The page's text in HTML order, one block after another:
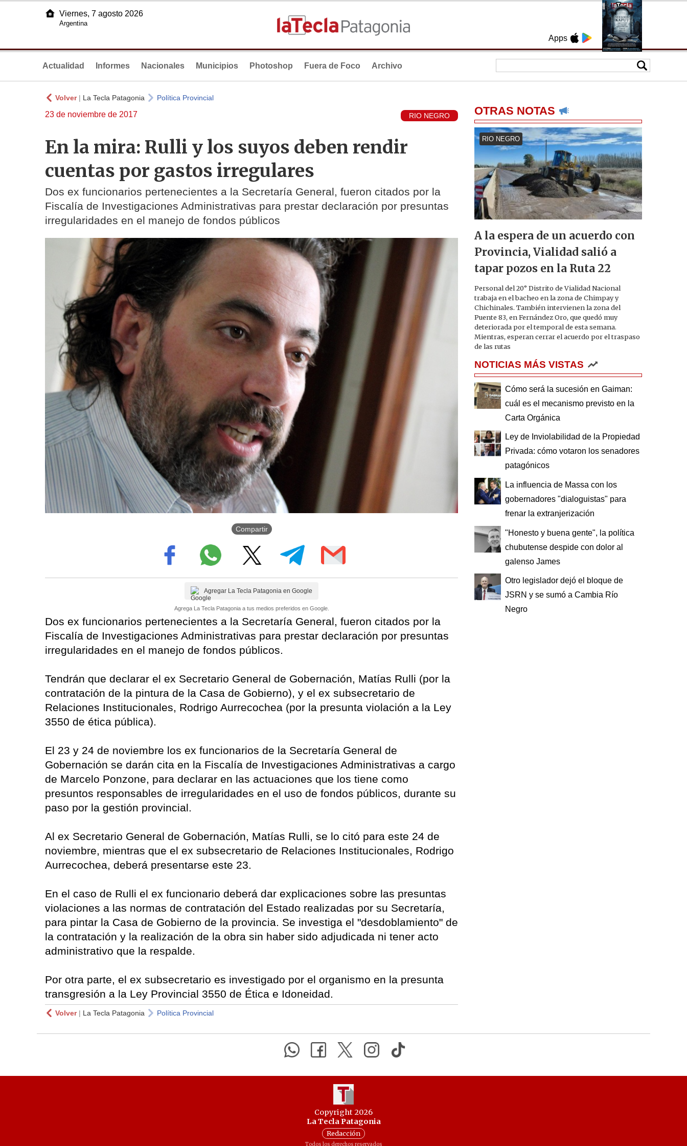
Apps
Viernes, 7 agosto 2026
Argentina
Actualidad Informes Nacionales Municipios Photoshop Fuera de Foco Archivo
Volver| La Tecla Patagonia Política Provincial
23 de noviembre de 2017 RIO NEGRO
En la mira: Rulli y los suyos deben rendir
cuentas por gastos irregulares
Dos ex funcionarios pertenecientes a la Secretaría General, fueron citados por la
Fiscalía de Investigaciones Administrativas para prestar declaración por presuntas
irregularidades en el manejo de fondos públicos
Compartir
Agregar La Tecla Patagonia en Google
Agrega La Tecla Patagonia a tus medios preferidos en Google.
Dos ex funcionarios pertenecientes a la Secretaría General, fueron citados por la
Fiscalía de Investigaciones Administrativas para prestar declaración por presuntas
irregularidades en el manejo de fondos públicos.
Tendrán que declarar el ex Secretario General de Gobernación, Matías Rulli (por la
contratación de la pintura de la Casa de Gobierno), y el ex subsecretario de
Relaciones Institucionales, Rodrigo Aurrecochea (por la presunta violación a la Ley
3550 de ética pública).
El 23 y 24 de noviembre los ex funcionarios de la Secretaría General de
Gobernación se darán cita en la Fiscalía de Investigaciones Administrativas a cargo
de Marcelo Ponzone, para declarar en las actuaciones que los tiene como
presuntos responsables de irregularidades en el uso de fondos públicos, durante su
paso por la gestión provincial.
Al ex Secretario General de Gobernación, Matías Rulli, se lo citó para este 24 de
noviembre, mientras que el ex subsecretario de Relaciones Institucionales, Rodrigo
Aurrecochea, deberá presentarse este 23.
En el caso de Rulli el ex funcionario deberá dar explicaciones sobre las presuntas
violaciones a las normas de contratación del Estado realizadas por su Secretaría,
para pintar la Casa de Gobierno de la provincia. Se investiga el "desdoblamiento" de
la contratación y la realización de la obra sin haber sido adjudicada ni tener acto
administrativo que la respalde.
Por otra parte, el ex subsecretario es investigado por el organismo en la presunta
transgresión a la Ley Provincial 3550 de Ética e Idoneidad.
Volver| La Tecla Patagonia Política Provincial
OTRAS NOTAS
RIO NEGRO
A la espera de un acuerdo con
Provincia, Vialidad salió a
tapar pozos en la Ruta 22
Personal del 20° Distrito de Vialidad Nacional
trabaja en el bacheo en la zona de Chimpay y
Chichinales. También intervienen la zona del
Puente 83, en Fernández Oro, que quedó muy
deteriorada por el temporal de esta semana.
Mientras, esperan cerrar el acuerdo por el traspaso
de las rutas
NOTICIAS MÁS VISTAS
Cómo será la sucesión en Gaiman:
cuál es el mecanismo previsto en la
Carta Orgánica
Ley de Inviolabilidad de la Propiedad
Privada: cómo votaron los senadores
patagónicos
La influencia de Massa con los
gobernadores "dialoguistas" para
frenar la extranjerización
"Honesto y buena gente", la política
chubutense despide con dolor al
galenso James
Otro legislador dejó el bloque de
JSRN y se sumó a Cambia Río
Negro
Copyright 2026
La Tecla Patagonia
Redacción
Todos los derechos reservados